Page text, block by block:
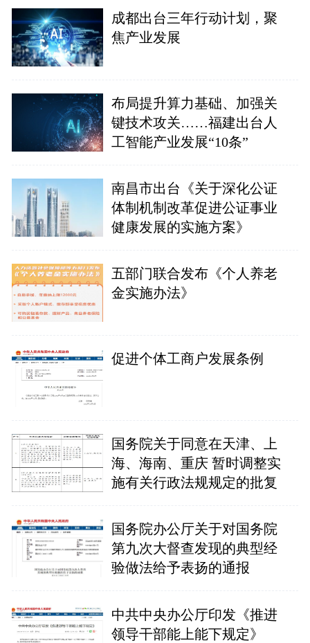
成都出台三年行动计划，聚
焦产业发展
布局提升算力基础、加强关
键技术攻关……福建出台人
工智能产业发展“10条”
南昌市出台《关于深化公证
体制机制改革促进公证事业
健康发展的实施方案》
五部门联合发布《个人养老
金实施办法》
促进个体工商户发展条例
国务院关于同意在天津、上
海、海南、重庆 暂时调整实
施有关行政法规规定的批复
国务院办公厅关于对国务院
第九次大督查发现的典型经
验做法给予表扬的通报
中共中央办公厅印发《推进
领导干部能上能下规定》